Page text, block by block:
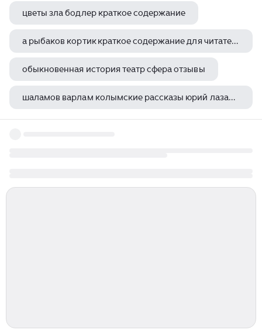
цветы зла бодлер краткое содержание
а рыбаков кортик краткое содержание для читательского дневника
обыкновенная история театр сфера отзывы
шаламов варлам колымские рассказы юрий лазарев